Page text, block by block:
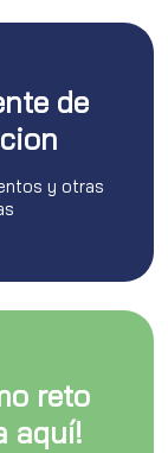
de
y otras
reto
aquí!